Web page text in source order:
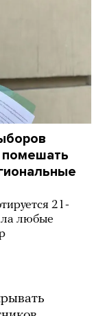
помешать
21-
любые